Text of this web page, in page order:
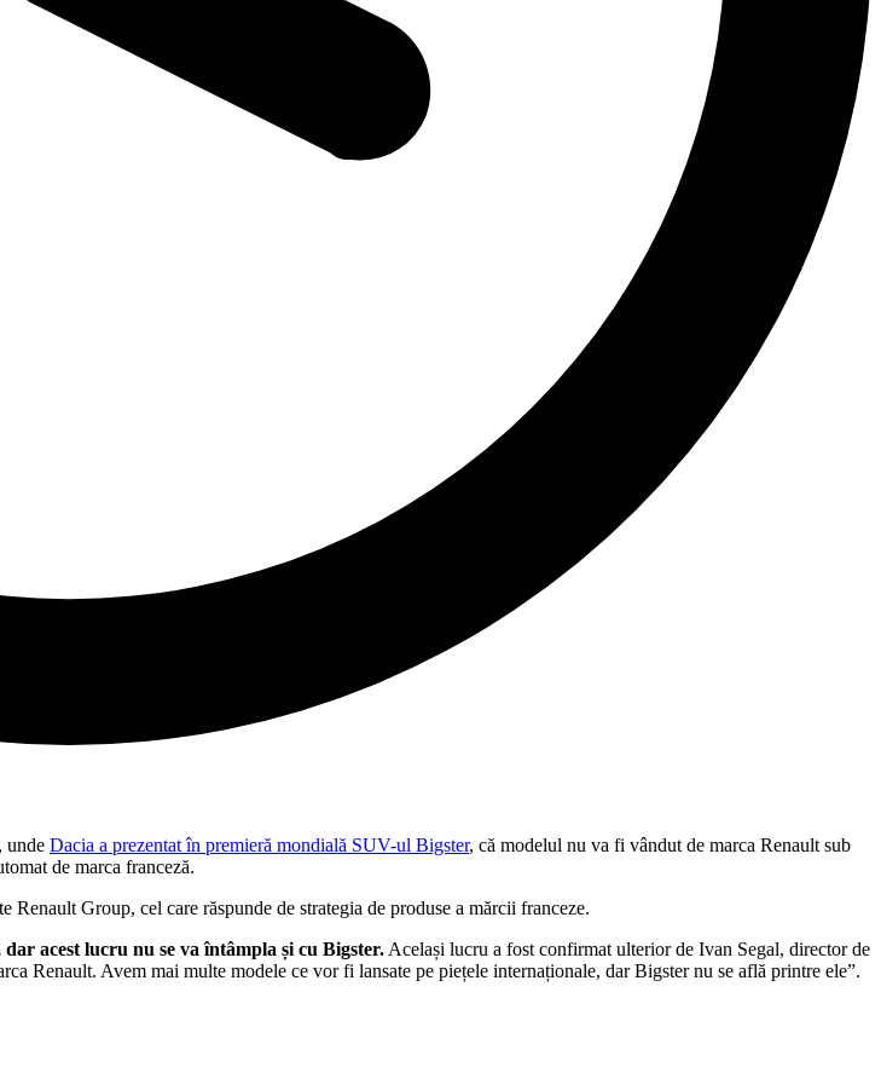
unde Dacia a prezentat în premieră mondială SUV-ul Bigster, că modelul nu va fi vândut de marca Renault sub
de marca franceză.
Renault Group, cel care răspunde de strategia de produse a mărcii franceze.
acest lucru nu se va întâmpla și cu Bigster. Același lucru a fost confirmat ulterior de Ivan Segal, director de
Renault. Avem mai multe modele ce vor fi lansate pe piețele internaționale, dar Bigster nu se află printre ele”.